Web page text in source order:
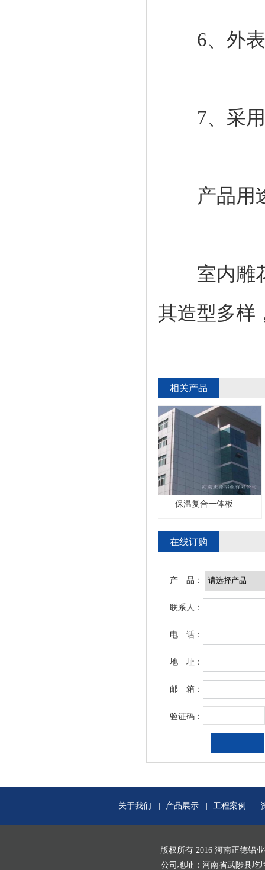
6、外表
7、采用
产品用
室内雕花
其造型多样
相关产品
保温复合一体板
在线订购
产 品：
联系人：
电 话：
地 址：
邮 箱：
验证码：
关于我们 产品展示 工程案例
版权所有 2016 河南正德铝
公司地址：河南省武陟县圪